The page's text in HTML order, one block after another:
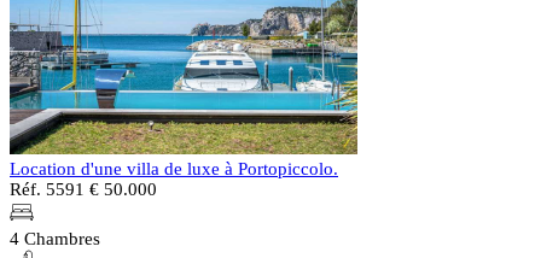
Location d'une villa de luxe à Portopiccolo.
Réf. 5591 € 50.000
4 Chambres